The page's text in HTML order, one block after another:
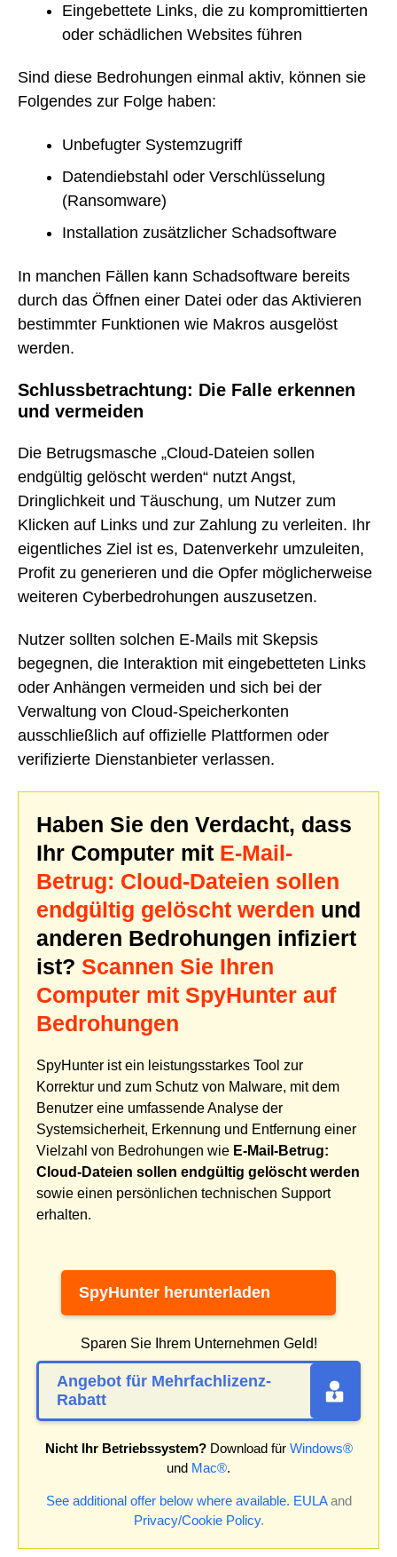
Eingebettete Links, die zu kompromittierten
oder schädlichen Websites führen
Sind diese Bedrohungen einmal aktiv, können sie
Folgendes zur Folge haben:
Unbefugter Systemzugriff
Datendiebstahl oder Verschlüsselung
(Ransomware)
Installation zusätzlicher Schadsoftware
In manchen Fällen kann Schadsoftware bereits
durch das Öffnen einer Datei oder das Aktivieren
bestimmter Funktionen wie Makros ausgelöst
werden.
Schlussbetrachtung: Die Falle erkennen
und vermeiden
Die Betrugsmasche „Cloud-Dateien sollen
endgültig gelöscht werden“ nutzt Angst,
Dringlichkeit und Täuschung, um Nutzer zum
Klicken auf Links und zur Zahlung zu verleiten. Ihr
eigentliches Ziel ist es, Datenverkehr umzuleiten,
Profit zu generieren und die Opfer möglicherweise
weiteren Cyberbedrohungen auszusetzen.
Nutzer sollten solchen E-Mails mit Skepsis
begegnen, die Interaktion mit eingebetteten Links
oder Anhängen vermeiden und sich bei der
Verwaltung von Cloud-Speicherkonten
ausschließlich auf offizielle Plattformen oder
verifizierte Dienstanbieter verlassen.
Haben Sie den Verdacht, dass
Ihr Computer mit E-Mail-
Betrug: Cloud-Dateien sollen
endgültig gelöscht werden und
anderen Bedrohungen infiziert
ist? Scannen Sie Ihren
Computer mit SpyHunter auf
Bedrohungen
SpyHunter ist ein leistungsstarkes Tool zur
Korrektur und zum Schutz von Malware, mit dem
Benutzer eine umfassende Analyse der
Systemsicherheit, Erkennung und Entfernung einer
Vielzahl von Bedrohungen wie E-Mail-Betrug:
Cloud-Dateien sollen endgültig gelöscht werden
sowie einen persönlichen technischen Support
erhalten.
SpyHunter herunterladen
Sparen Sie Ihrem Unternehmen Geld!
Angebot für Mehrfachlizenz-
Rabatt
Nicht Ihr Betriebssystem?Download für Windows®
und Mac®.
See additional offer below where available. EULAand
Privacy/Cookie Policy.